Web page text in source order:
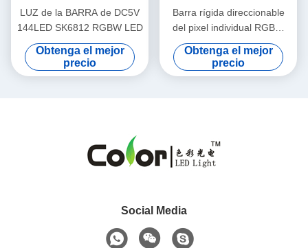
LUZ de la BARRA de DC5V
144LED SK6812 RGBW LED
Obtenga el mejor
precio
Barra rígida direccionable
del pixel individual RGBW
LED
Obtenga el mejor
precio
Social Media